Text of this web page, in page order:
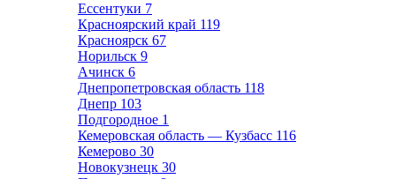
Ессентуки 7
Красноярский край 119
Красноярск 67
Норильск 9
Ачинск 6
Днепропетровская область 118
Днепр 103
Подгородное 1
Кемеровская область — Кузбасс 116
Кемерово 30
Новокузнецк 30